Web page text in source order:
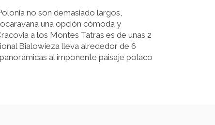
no son demasiado largos,
una opción cómoda y
a los Montes Tatras es de unas 2
Bialowieza lleva alrededor de 6
al imponente paisaje polaco